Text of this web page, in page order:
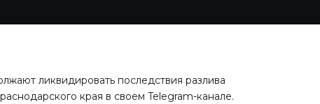
ликвидировать последствия разлива
края в своем Telegram-канале.